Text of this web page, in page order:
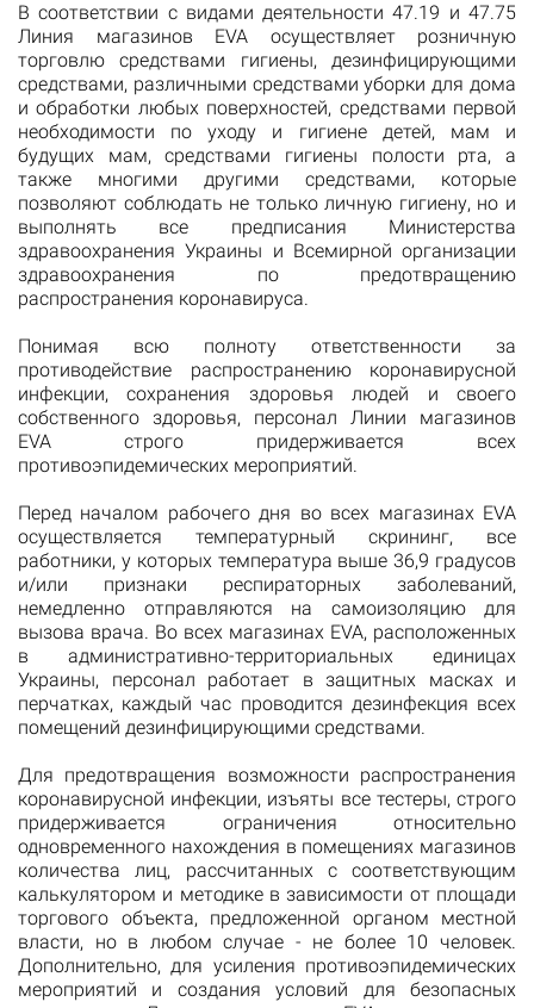
В соответствии с видами деятельности 47.19 и 47.75
Линия магазинов EVA осуществляет розничную
торговлю средствами гигиены, дезинфицирующими
средствами, различными средствами уборки для дома
и обработки любых поверхностей, средствами первой
необходимости по уходу и гигиене детей, мам и
будущих мам, средствами гигиены полости рта, а
также многими другими средствами, которые
позволяют соблюдать не только личную гигиену, но и
выполнять все предписания Министерства
здравоохранения Украины и Всемирной организации
здравоохранения по предотвращению
распространения коронавируса.
Понимая всю полноту ответственности за
противодействие распространению коронавирусной
инфекции, сохранения здоровья людей и своего
собственного здоровья, персонал Линии магазинов
EVA строго придерживается всех
противоэпидемических мероприятий.
Перед началом рабочего дня во всех магазинах EVA
осуществляется температурный скрининг, все
работники, у которых температура выше 36,9 градусов
и/или признаки респираторных заболеваний,
немедленно отправляются на самоизоляцию для
вызова врача. Во всех магазинах EVA, расположенных
в административно-территориальных единицах
Украины, персонал работает в защитных масках и
перчатках, каждый час проводится дезинфекция всех
помещений дезинфицирующими средствами.
Для предотвращения возможности распространения
коронавирусной инфекции, изъяты все тестеры, строго
придерживается ограничения относительно
одновременного нахождения в помещениях магазинов
количества лиц, рассчитанных с соответствующим
калькулятором и методике в зависимости от площади
торгового объекта, предложенной органом местной
власти, но в любом случае - не более 10 человек.
Дополнительно, для усиления противоэпидемических
мероприятий и создания условий для безопасных